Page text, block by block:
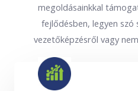
megoldásainkkal
fejlődésben, legyen
vezetőképzésről vagy